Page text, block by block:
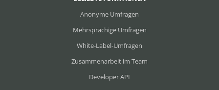
Anonyme Umfragen
Mehrsprachige Umfragen
White-Label-Umfragen
Zusammenarbeit im Team
Developer API